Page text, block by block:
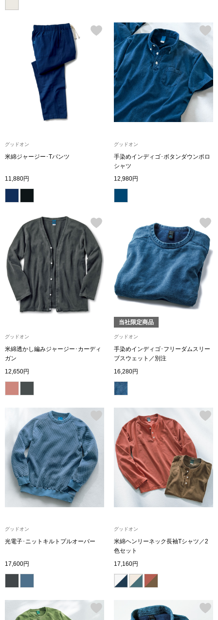
すべて見る
セイコー〉マウリッツハイス美術館公認フェ
ルメールオマージュウオッチ
ランド
すべて見る
ウオッチ／ア
ウオッチ
ネックレス
その他
ネクタイ
マフラー／ス
スカーフ／ス
ベルト
傘／日傘
その他
和装
グッドオン
米綿ジャージー･Tパンツ
11,880円
グッドオン
手染めインディゴ･ボタンダウンポロ
シャツ
12,980円
グッドオン
米綿透かし編みジャージー･カーディ
ガン
12,650円
当社限定商品
グッドオン
手染めインディゴ･フリーダムスリー
ブスウェット／別注
16,280円
グッドオン
光電子･ニットキルトプルオーバー
17,600円
グッドオン
米綿ヘンリーネック長袖Tシャツ／2
色セット
17,160円